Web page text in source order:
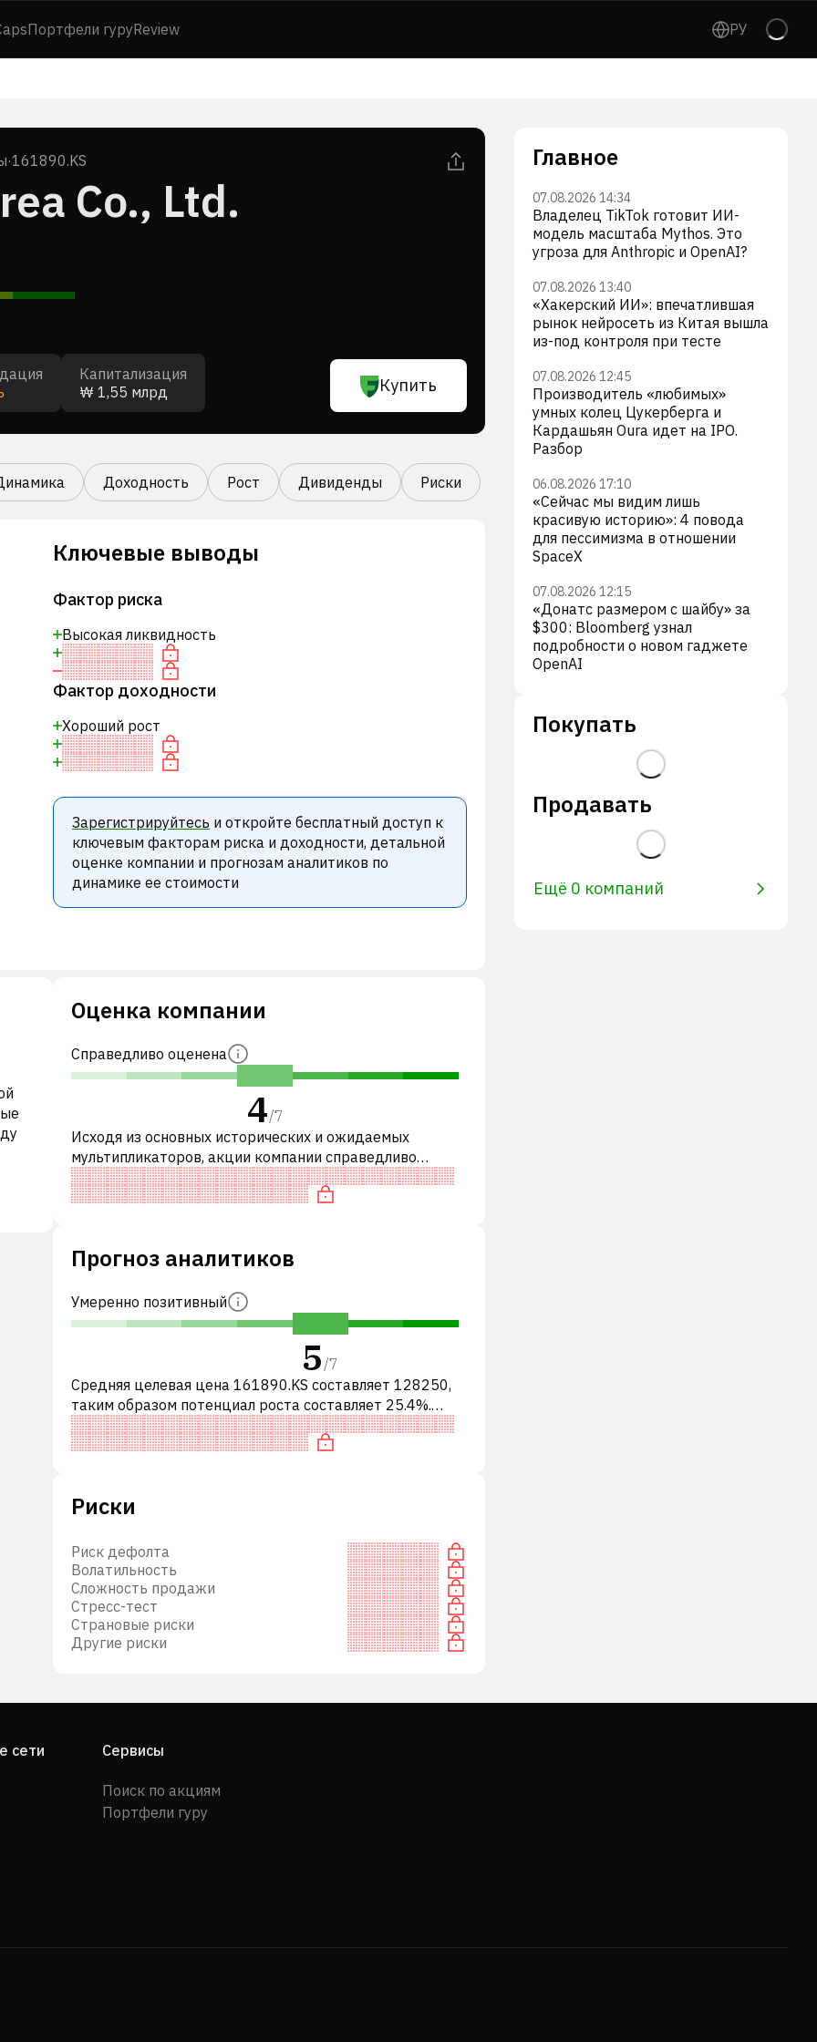
Портфели гуруReview РУ
·161890.KS
Co., Ltd.
Капитализация
₩ 1,55 млрд
Купить
Доходность Рост Дивиденды Риски
Ключевые выводы
Фактор риска
Высокая ликвидность
Фактор доходности
Хороший рост
Зарегистрируйтесь и откройте бесплатный доступ к
ключевым факторам риска и доходности, детальной
оценке компании и прогнозам аналитиков по
динамике ее стоимости
Оценка компании
Справедливо оценена
4/7
Исходя из основных исторических и ожидаемых
мультипликаторов, акции компании справедливо
оценены по сравнению с аналогичными компаниями. В
частности, акция компании разум
Прогноз аналитиков
Умеренно позитивный
5/7
Средняя целевая цена 161890.KS составляет 128250,
таким образом потенциал роста составляет 25.4%.
Обычно это означает рекомендацию «ПОКУПАТЬ»
среди инвестиционных компани
Риски
Риск дефолта
Волатильность
Сложность продажи
Стресс-тест
Страновые риски
Другие риски
Главное
07.08.2026 14:34
Владелец TikTok готовит ИИ-
модель масштаба Mythos. Это
угроза для Anthropic и OpenAI?
07.08.2026 13:40
«Хакерский ИИ»: впечатлившая
рынок нейросеть из Китая вышла
из-под контроля при тесте
07.08.2026 12:45
Производитель «любимых»
умных колец Цукерберга и
Кардашьян Oura идет на IPO.
Разбор
06.08.2026 17:10
«Сейчас мы видим лишь
красивую историю»: 4 повода
для пессимизма в отношении
SpaceX
07.08.2026 12:15
«Донатс размером с шайбу» за
$300: Bloomberg узнал
подробности о новом гаджете
OpenAI
Покупать
Продавать
Ещё 0 компаний
сети Сервисы
Поиск по акциям
Портфели гуру